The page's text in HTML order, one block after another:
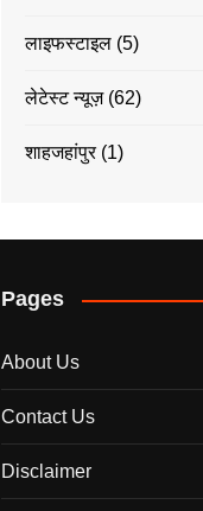
लाइफस्टाइल (5)
लेटेस्ट न्यूज़(62)
शाहजहांपुर(1)
Pages
About Us
Contact Us
Disclaimer